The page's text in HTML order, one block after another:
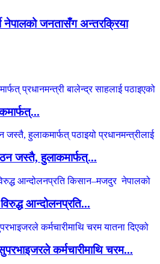
नेपालको जनतासँग अन्तरक्रिया
जस्तै, हुलाकमार्फत्...
आन्दोलनप्रति...
कर्मचारीमाथि चरम...